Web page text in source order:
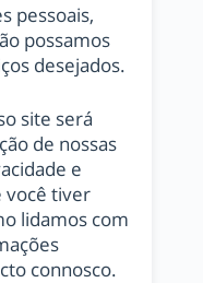
pessoais,
possamos
desejados.
site será
de nossas
e
você tiver
lidamos com
connosco.